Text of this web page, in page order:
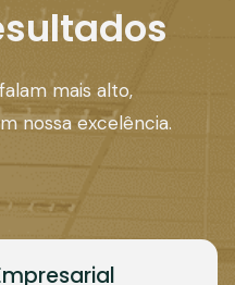
mais alto,
nossa excelência.